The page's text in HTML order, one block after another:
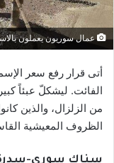
عمال سوريون يعملون
أتى قرار رفع سعر
الفائت. ليشكلّ عبئاً
من الزلزال، والذين
الظروف المعيشية
سناك سوري-